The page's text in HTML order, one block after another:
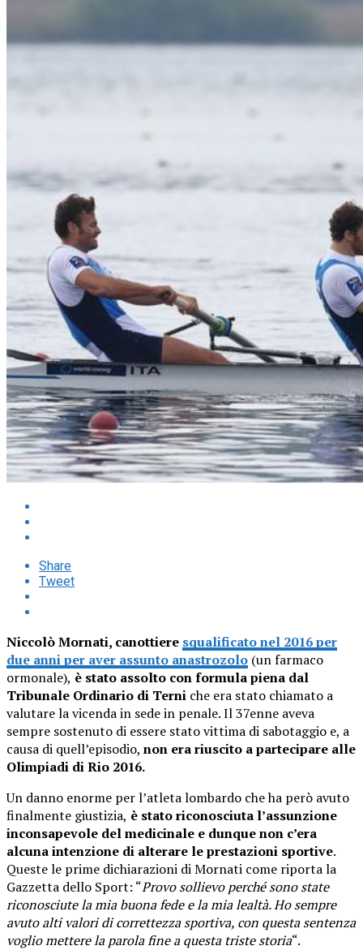
Share
Tweet
Niccolò Mornati, canottiere squalificato nel 2016 per
due anni per aver assunto anastrozolo (un farmaco
ormonale), è stato assolto con formula piena dal
Tribunale Ordinario di Terni che era stato chiamato a
valutare la vicenda in sede in penale. Il 37enne aveva
sempre sostenuto di essere stato vittima di sabotaggio e, a
causa di quell’episodio, non era riuscito a partecipare alle
Olimpiadi di Rio 2016.
Un danno enorme per l’atleta lombardo che ha però avuto
finalmente giustizia, è stato riconosciuta l’assunzione
inconsapevole del medicinale e dunque non c’era
alcuna intenzione di alterare le prestazioni sportive.
Queste le prime dichiarazioni di Mornati come riporta la
Gazzetta dello Sport: “Provo sollievo perché sono state
riconosciute la mia buona fede e la mia lealtà. Ho sempre
avuto alti valori di correttezza sportiva, con questa sentenza
voglio mettere la parola fine a questa triste storia“.